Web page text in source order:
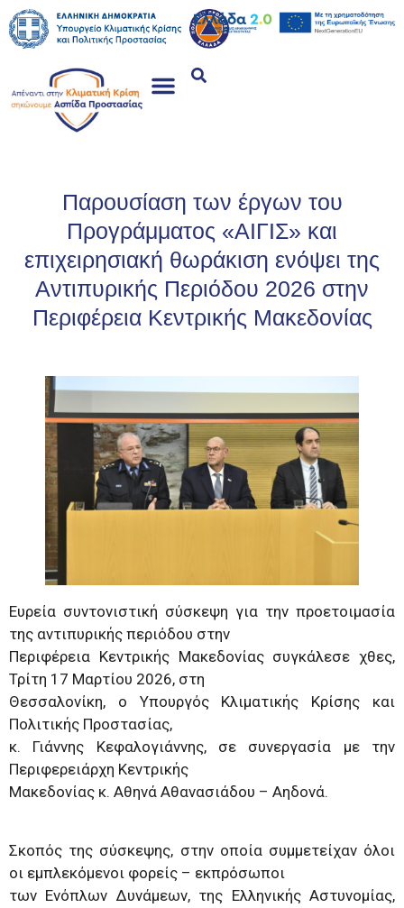
Παρουσίαση των έργων του
Προγράμματος «ΑΙΓΙΣ» και
επιχειρησιακή θωράκιση ενόψει της
Αντιπυρικής Περιόδου 2026 στην
Περιφέρεια Κεντρικής Μακεδονίας
Ευρεία συντονιστική σύσκεψη για την προετοιμασία
της αντιπυρικής περιόδου στην
Περιφέρεια Κεντρικής Μακεδονίας συγκάλεσε χθες,
Τρίτη 17 Μαρτίου 2026, στη
Θεσσαλονίκη, ο Υπουργός Κλιματικής Κρίσης και
Πολιτικής Προστασίας,
κ. Γιάννης Κεφαλογιάννης, σε συνεργασία με την
Περιφερειάρχη Κεντρικής
Μακεδονίας κ. Αθηνά Αθανασιάδου – Αηδονά.
Σκοπός της σύσκεψης, στην οποία συμμετείχαν όλοι
οι εμπλεκόμενοι φορείς – εκπρόσωποι
των Ενόπλων Δυνάμεων, της Ελληνικής Αστυνομίας,